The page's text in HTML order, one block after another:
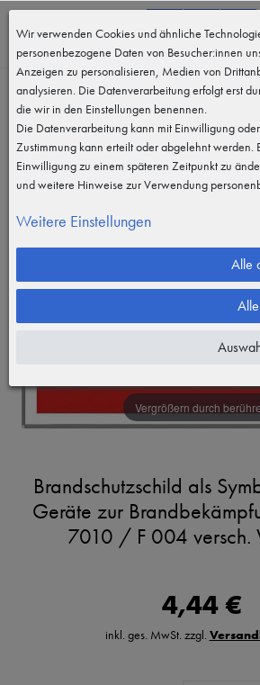
MENÜ
Vergrößern durch
Brandschutzschild als
Geräte zur
7010 / F 004 versch.
4,44 €
inkl. ges. MwSt. zzgl.
Wir verwenden Cookies und ähnliche
personenbezogene Daten von Besucher:innen
Anzeigen zu personalisieren, Medien von
analysieren. Die Datenverarbeitung erfolgt erst
die wir in den Einstellungen benennen.
Die Datenverarbeitung kann mit Einwilligung
Zustimmung kann erteilt oder abgelehnt werden.
Einwilligung zu einem späteren Zeitpunkt zu
und weitere Hinweise zur Verwendung
Weitere Einstellungen
Alle